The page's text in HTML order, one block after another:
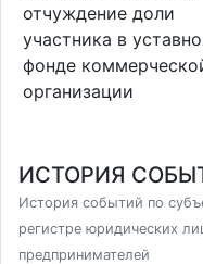
отчуждение доли
участника в
фонде
организации
ИСТОРИЯ
История событий по
регистре юридических
предпринимателей